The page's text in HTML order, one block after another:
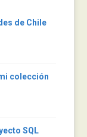
de Chile
colección
SQL